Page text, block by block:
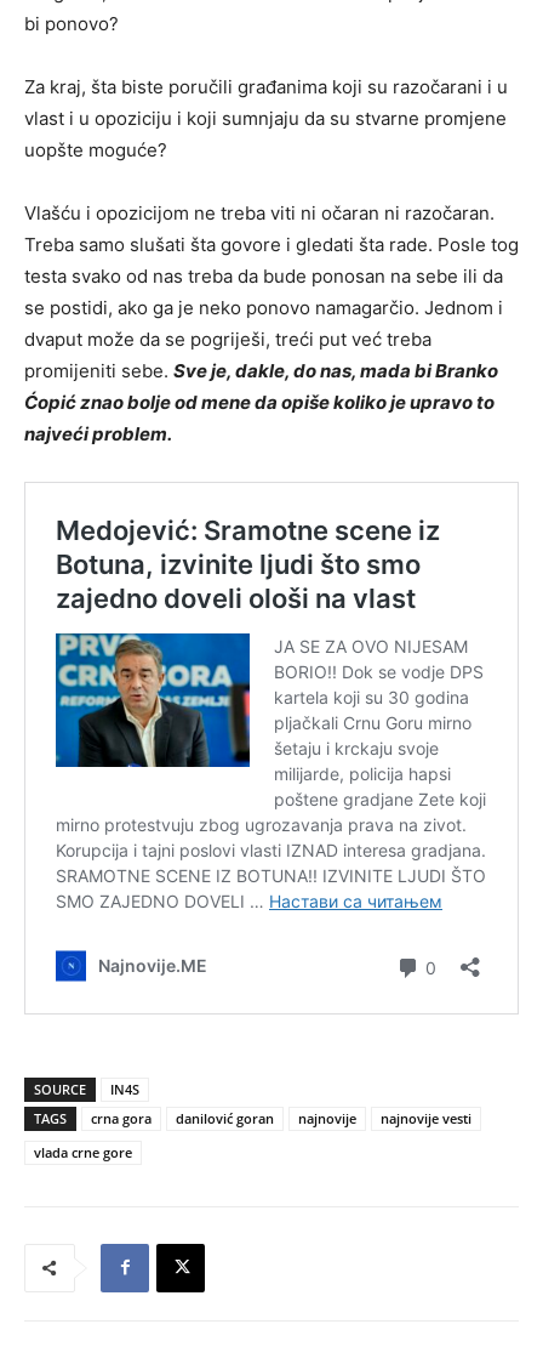
bi ponovo?
Za kraj, šta biste poručili građanima koji su razočarani i u
vlast i u opoziciju i koji sumnjaju da su stvarne promjene
uopšte moguće?
Vlašću i opozicijom ne treba viti ni očaran ni razočaran.
Treba samo slušati šta govore i gledati šta rade. Posle tog
testa svako od nas treba da bude ponosan na sebe ili da
se postidi, ako ga je neko ponovo namagarčio. Jednom i
dvaput može da se pogriješi, treći put već treba
promijeniti sebe. Sve je, dakle, do nas, mada bi Branko
Ćopić znao bolje od mene da opiše koliko je upravo to
najveći problem.
SOURCE
IN4S
TAGS
crna gora danilović goran najnovije
najnovije vesti
vlada crne gore